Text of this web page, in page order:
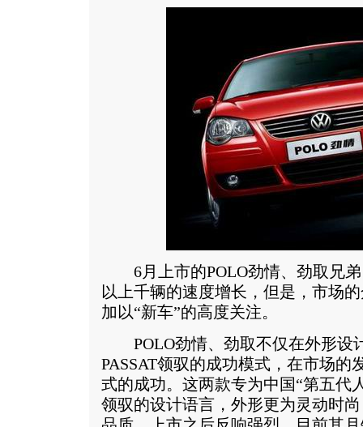
6月上市的POLO劲情、劲取兄弟
以上千辆的速度增长，但是，市场
加以“新车”的高度关注。
POLO劲情、劲取不仅在外形设
PASSAT领驭的成功模式，在市场的
式的成功。这两款专为中国“第五代
领驭的设计语言，外形更为灵动时